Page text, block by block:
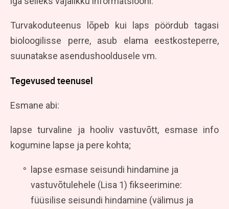
Turvakoduteenus lõpeb kui laps pöördub tagasi
bioloogilisse perre, asub elama eestkosteperre,
suunatakse asendushooldusele vm.
Tegevused teenusel
Esmane abi:
lapse turvaline ja hooliv vastuvõtt, esmase info
kogumine lapse ja pere kohta;
lapse esmase seisundi hindamine ja
vastuvõtulehele (Lisa 1) fikseerimine:
füüsilise seisundi hindamine (välimus ja